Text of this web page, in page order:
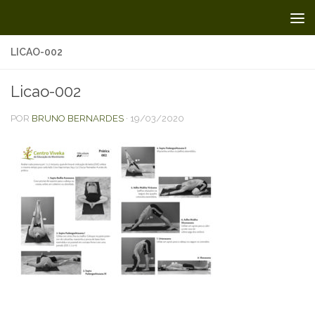
LICAO-002
Licao-002
POR BRUNO BERNARDES · 19/03/2020